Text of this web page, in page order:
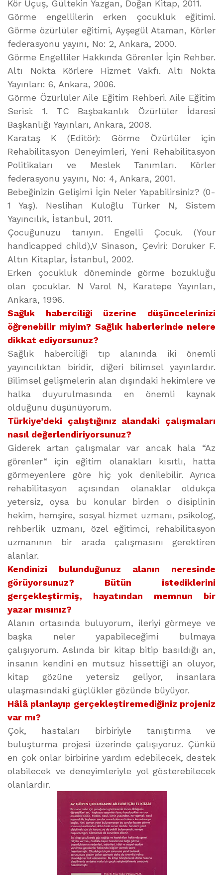
Kör Uçuş, Gültekin Yazgan, Doğan Kitap, 2011.
Görme engellilerin erken çocukluk eğitimi.
Görme özürlüler eğitimi, Ayşegül Ataman, Körler
federasyonu yayını, No: 2, Ankara, 2000.
Görme Engelliler Hakkında Görenler İçin Rehber.
Altı Nokta Körlere Hizmet Vakfı. Altı Nokta
Yayınları: 6, Ankara, 2006.
Görme Özürlüler Aile Eğitim Rehberi. Aile Eğitim
Serisi: 1. TC Başbakanlık Özürlüler İdaresi
Başkanlığı Yayınları, Ankara, 2008.
Karataş K (Editör): Görme Özürlüler için
Rehabilitasyon Deneyimleri, Yeni Rehabilitasyon
Politikaları ve Meslek Tanımları. Körler
federasyonu yayını, No: 4, Ankara, 2001.
Bebeğinizin Gelişimi İçin Neler Yapabilirsiniz? (0-
1 Yaş). Neslihan Kuloğlu Türker N, Sistem
Yayıncılık, İstanbul, 2011.
Çocuğunuzu tanıyın. Engelli Çocuk. (Your
handicapped child),V Sinason, Çeviri: Doruker F.
Altın Kitaplar, İstanbul, 2002.
Erken çocukluk döneminde görme bozukluğu
olan çocuklar. N Varol N, Karatepe Yayınları,
Ankara, 1996.
Sağlık haberciliği üzerine düşüncelerinizi
öğrenebilir miyim? Sağlık haberlerinde nelere
dikkat ediyorsunuz?
Sağlık haberciliği tıp alanında iki önemli
yayıncılıktan biridir, diğeri bilimsel yayınlardır.
Bilimsel gelişmelerin alan dışındaki hekimlere ve
halka duyurulmasında en önemli kaynak
olduğunu düşünüyorum.
Türkiye’deki çalıştığınız alandaki çalışmaları
nasıl değerlendiriyorsunuz?
Giderek artan çalışmalar var ancak hala “Az
görenler“ için eğitim olanakları kısıtlı, hatta
görmeyenlere göre hiç yok denilebilir. Ayrıca
rehabilitasyon açısından olanaklar oldukça
yetersiz, oysa bu konular birden o disiplinin
hekim, hemşire, sosyal hizmet uzmanı, psikolog,
rehberlik uzmanı, özel eğitimci, rehabilitasyon
uzmanının bir arada çalışmasını gerektiren
alanlar.
Kendinizi bulunduğunuz alanın neresinde
görüyorsunuz? Bütün istediklerini
gerçekleştirmiş, hayatından memnun bir
yazar mısınız?
Alanın ortasında buluyorum, ileriyi görmeye ve
başka neler yapabileceğimi bulmaya
çalışıyorum. Aslında bir kitap bitip basıldığı an,
insanın kendini en mutsuz hissettiği an oluyor,
kitap gözüne yetersiz geliyor, insanlara
ulaşmasındaki güçlükler gözünde büyüyor.
Hâlâ planlayıp gerçekleştiremediğiniz projeniz
var mı?
Çok, hastaları birbiriyle tanıştırma ve
buluşturma projesi üzerinde çalışıyoruz. Çünkü
en çok onlar birbirine yardım edebilecek, destek
olabilecek ve deneyimleriyle yol gösterebilecek
olanlardır.